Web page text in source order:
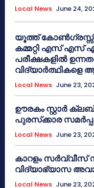
Local News June 24,
യൂത്ത് കോൺഗ്രസ്സ്
കമ്മറ്റി എസ് എസ്
പരീക്ഷകളിൽ
വിദ്യാർത്ഥികളെ
Local News June 23,
ഊരകം സ്റ്റാർ
പുരസ്‌ക്കാര
Local News June 23,
കാറളം
വിദ്യാഭ്യാസ
Local News June 23,